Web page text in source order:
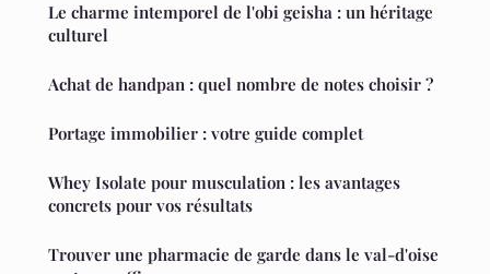
Le charme intemporel de l'obi geisha : un héritage
culturel
Achat de handpan : quel nombre de notes choisir ?
Portage immobilier : votre guide complet
Whey Isolate pour musculation : les avantages
concrets pour vos résultats
Trouver une pharmacie de garde dans le val-d'oise